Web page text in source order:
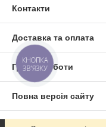
Контакти
Доставка та оплата
Графік роботи
Повна версія сайту
КНОПКА
ЗВ'ЯЗКУ